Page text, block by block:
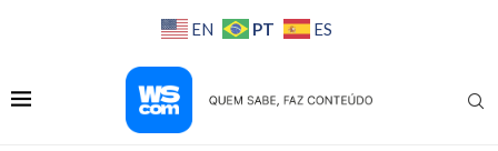
EN PT ES